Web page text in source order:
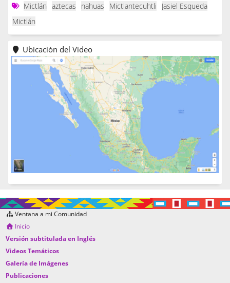
Mictlán aztecas nahuas Mictlantecuhtli
Jasiel Esqueda
Mictlán
Ubicación del Video
Ventana a mi Comunidad
Inicio
Versión subtitulada en Inglés
Videos Temáticos
Galería de Imágenes
Publicaciones